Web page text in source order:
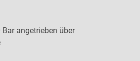
angetrieben über